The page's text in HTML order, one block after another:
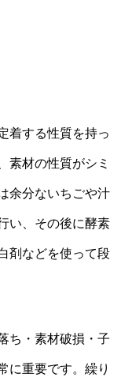
着する性質を持っ
素材の性質がシミ
余分ないちごや汁
い、その後に酵素
剤などを使って段
ち・素材破損・子
に重要です。繰り